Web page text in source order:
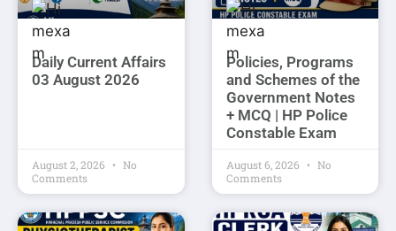
Daily Current Affairs
03 August 2026
August 2, 2026
No
Comments
Policies, Programs
and Schemes of the
Government Notes
+ MCQ | HP Police
Constable Exam
August 6, 2026
No
Comments